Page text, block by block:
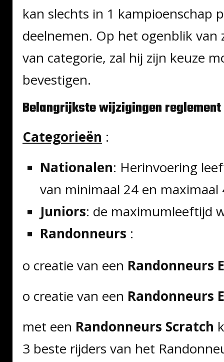
kan slechts in 1 kampioenschap
deelnemen. Op het ogenblik van
van categorie, zal hij zijn keuze
bevestigen.
Belangrijkste wijzigingen
Categorieën :
Nationalen: Herinvoering
van minimaal 24 en maximaal
Juniors: de maximumleeftijd
Randonneurs :
o creatie van een Randonneurs
o creatie van een Randonneurs
met een Randonneurs Scratch
3 beste rijders van het